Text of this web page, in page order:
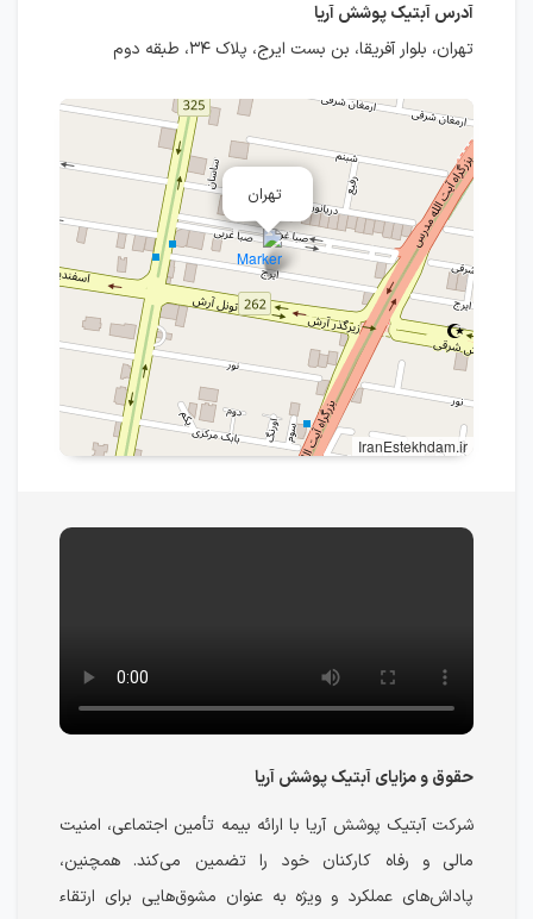
آدرس آبتیک پوشش آریا
تهران، بلوار آفریقا، بن بست ایرج، پلاک ۳۴، طبقه دوم
تهران
IranEstekhdam.ir
حقوق و مزایای آبتیک پوشش آریا
شرکت آبتیک پوشش آریا با ارائه بیمه تأمین اجتماعی، امنیت
مالی و رفاه کارکنان خود را تضمین می‌کند. همچنین،
پاداش‌های عملکرد و ویژه به عنوان مشوق‌هایی برای ارتقاء